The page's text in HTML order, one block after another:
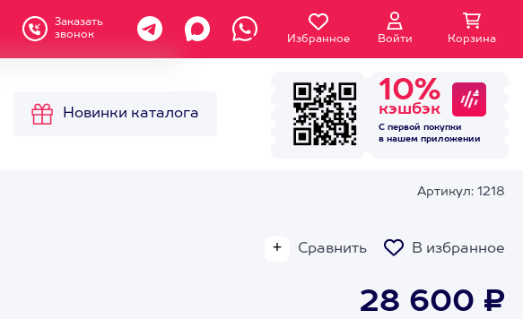
Заказать
звонок
Избранное Войти Корзина
Новинки каталога
10%
кэшбэк
С первой покупки
в нашем приложении
Артикул: 1218
Сравнить В избранное
28 600 ₽